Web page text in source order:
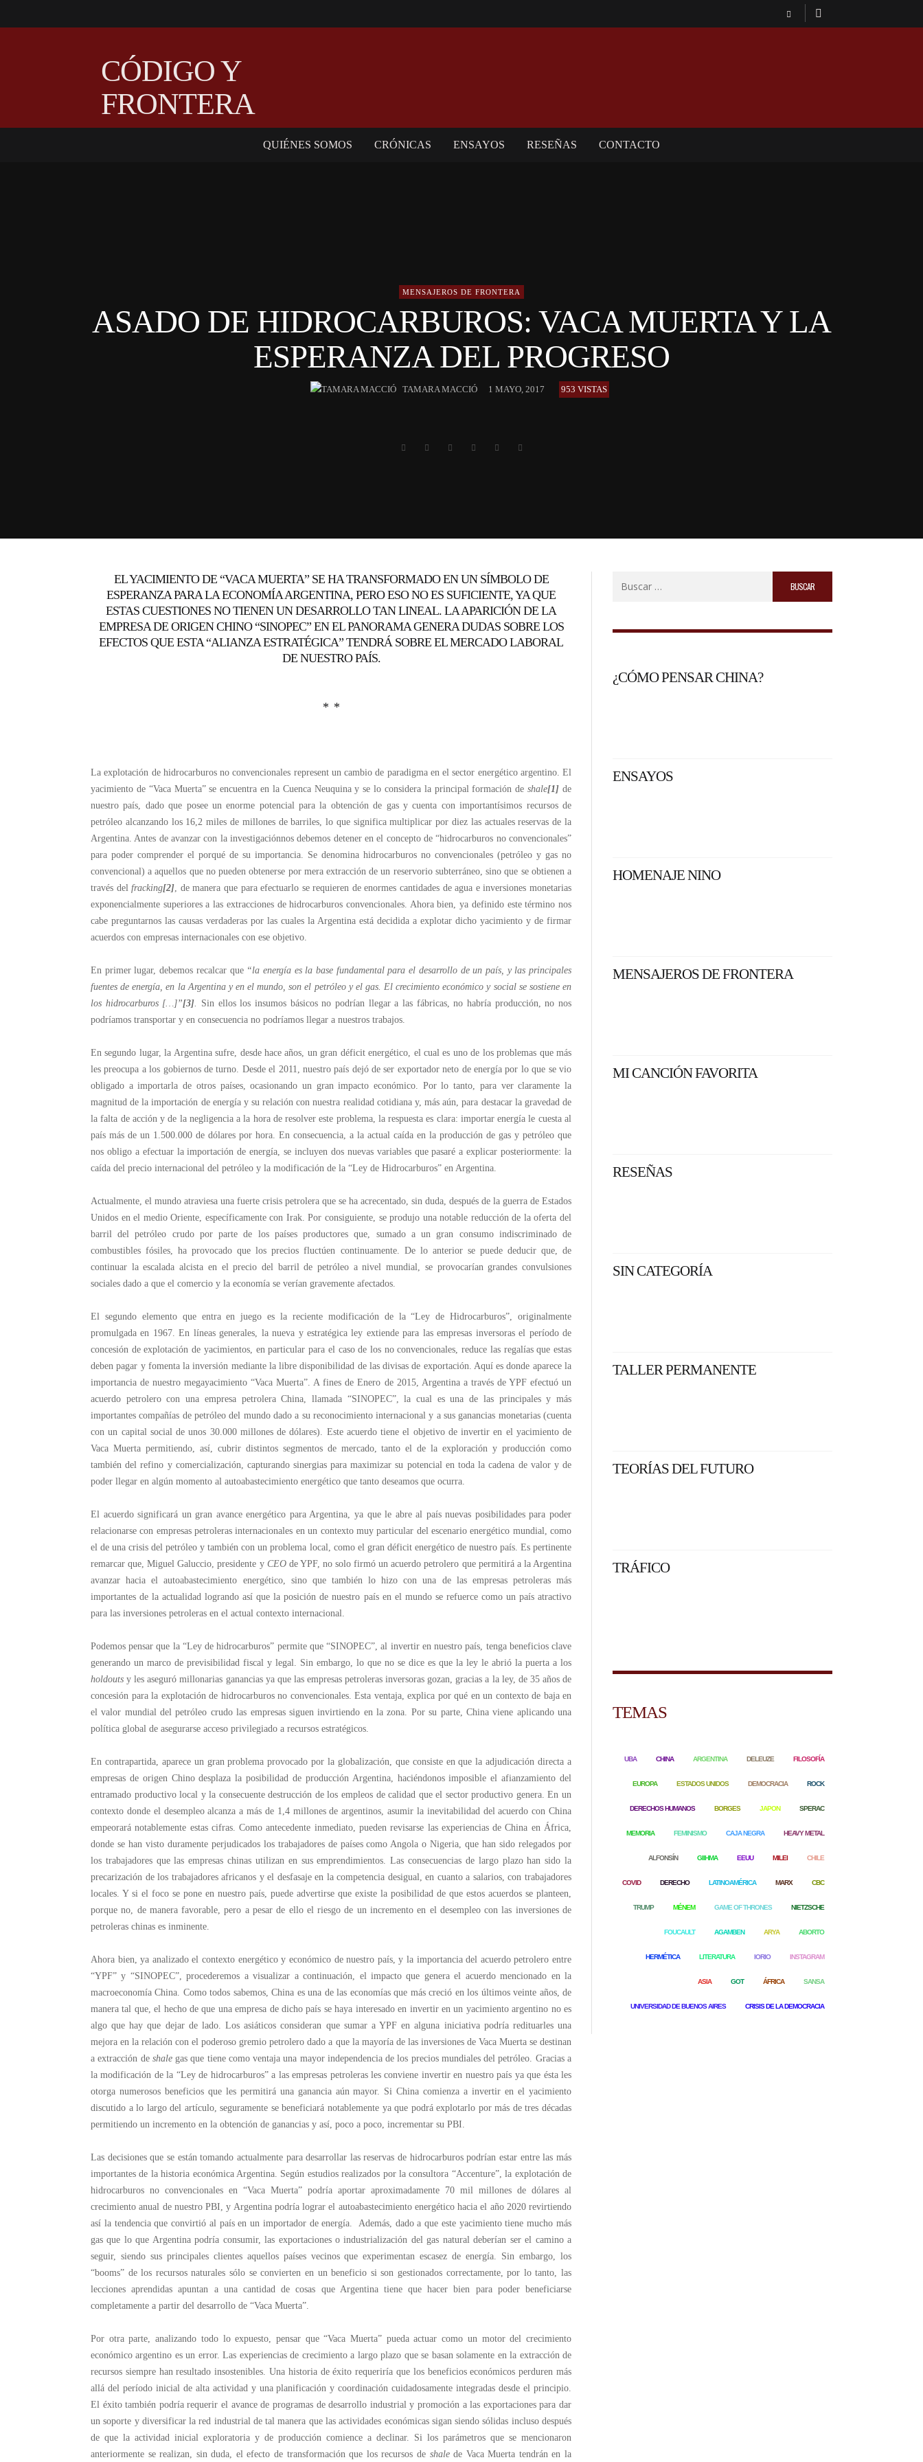
CÓDIGO Y
FRONTERA
QUIÉNES SOMOS CRÓNICAS ENSAYOS RESEÑAS CONTACTO
MENSAJEROS DE FRONTERA
ASADO DE HIDROCARBUROS: VACA MUERTA Y LA
ESPERANZA DEL PROGRESO
TAMARA MACCIÓ 1 MAYO, 2017 953 VISTAS
EL YACIMIENTO DE “VACA MUERTA” SE HA TRANSFORMADO EN UN SÍMBOLO DE
ESPERANZA PARA LA ECONOMÍA ARGENTINA, PERO ESO NO ES SUFICIENTE, YA QUE
ESTAS CUESTIONES NO TIENEN UN DESARROLLO TAN LINEAL. LA APARICIÓN DE LA
EMPRESA DE ORIGEN CHINO “SINOPEC” EN EL PANORAMA GENERA DUDAS SOBRE LOS
EFECTOS QUE ESTA “ALIANZA ESTRATÉGICA” TENDRÁ SOBRE EL MERCADO LABORAL
DE NUESTRO PAÍS.
* *
La explotación de hidrocarburos no convencionales represent un cambio de paradigma en el sector energético argentino. El
yacimiento de “Vaca Muerta” se encuentra en la Cuenca Neuquina y se lo considera la principal formación deshale[1] de
nuestro país, dado que posee un enorme potencial para la obtención de gas y cuenta con importantísimos recursos de
petróleo alcanzando los 16,2 miles de millones de barriles, lo que significa multiplicar por diez las actuales reservas de la
Argentina. Antes de avanzar con la investigaciónnos debemos detener en el concepto de “hidrocarburos no convencionales”
para poder comprender el porqué de su importancia. Se denomina hidrocarburos no convencionales (petróleo y gas no
convencional) a aquellos que no pueden obtenerse por mera extracción de un reservorio subterráneo, sino que se obtienen a
través del fracking[2] , de manera que para efectuarlo se requieren de enormes cantidades de agua e inversiones monetarias
exponencialmente superiores a las extracciones de hidrocarburos convencionales. Ahora bien, ya definido este término nos
cabe preguntarnos las causas verdaderas por las cuales la Argentina está decidida a explotar dicho yacimiento y de firmar
acuerdos con empresas internacionales con ese objetivo.
En primer lugar, debemos recalcar que “la energía es la base fundamental para el desarrollo de un país, y las principales
fuentes de energía, en la Argentina y en el mundo, son el petróleo y el gas. El crecimiento económico y social se sostiene en
los hidrocarburos […]”[3]
Sin ellos los insumos básicos no podrían llegar a las fábricas, no habría producción, no nos
podríamos transportar y en consecuencia no podríamos llegar a nuestros trabajos.
En segundo lugar, la Argentina sufre, desde hace años, un gran déficit energético, el cual es uno de los problemas que más
les preocupa a los gobiernos de turno. Desde el 2011, nuestro país dejó de ser exportador neto de energía por lo que se vio
obligado a importarla de otros países, ocasionando un gran impacto económico. Por lo tanto, para ver claramente la
magnitud de la importación de energía y su relación con nuestra realidad cotidiana y, más aún, para destacar la gravedad de
la falta de acción y de la negligencia a la hora de resolver este problema, la respuesta es clara: importar energía le cuesta al
país más de un 1.500.000 de dólares por hora. En consecuencia, a la actual caída en la producción de gas y petróleo que
nos obligo a efectuar la importación de energía, se incluyen dos nuevas variables que pasaré a explicar posteriormente: la
caída del precio internacional del petróleo y la modificación de la “Ley de Hidrocarburos” en Argentina.
Actualmente, el mundo atraviesa una fuerte crisis petrolera que se ha acrecentado, sin duda, después de la guerra de Estados
Unidos en el medio Oriente, específicamente con Irak. Por consiguiente, se produjo una notable reducción de la oferta del
barril del petróleo crudo por parte de los países productores que, sumado a un gran consumo indiscriminado de
combustibles fósiles, ha provocado que los precios fluctúen continuamente. De lo anterior se puede deducir que, de
continuar la escalada alcista en el precio del barril de petróleo a nivel mundial, se provocarían grandes convulsiones
sociales dado a que el comercio y la economía se verían gravemente afectados.
El segundo elemento que entra en juego es la reciente modificación de la “Ley de Hidrocarburos”, originalmente
promulgada en 1967. En líneas generales, la nueva y estratégica ley extiende para las empresas inversoras el período de
concesión de explotación de yacimientos, en particular para el caso de los no convencionales, reduce las regalías que estas
deben pagar y fomenta la inversión mediante la libre disponibilidad de las divisas de exportación. Aquí es donde aparece la
importancia de nuestro megayacimiento “Vaca Muerta”. A fines de Enero de 2015, Argentina a través de YPF efectuó un
acuerdo petrolero con una empresa petrolera China, llamada “SINOPEC”, la cual es una de las principales y más
importantes compañías de petróleo del mundo dado a su reconocimiento internacional y a sus ganancias monetarias (cuenta
con un capital social de unos 30.000 millones de dólares). Este acuerdo tiene el objetivo de invertir en el yacimiento de
Vaca Muerta permitiendo, así, cubrir distintos segmentos de mercado, tanto el de la exploración y producción como
también del refino y comercialización, capturando sinergias para maximizar su potencial en toda la cadena de valor y de
poder llegar en algún momento al autoabastecimiento energético que tanto deseamos que ocurra.
El acuerdo significará un gran avance energético para Argentina, ya que le abre al país nuevas posibilidades para poder
relacionarse con empresas petroleras internacionales en un contexto muy particular del escenario energético mundial, como
el de una crisis del petróleo y también con un problema local, como el gran déficit energético de nuestro país. Es pertinente
remarcar que, Miguel Galuccio, presidente y CEOde YPF, no solo firmó un acuerdo petrolero que permitirá a la Argentina
avanzar hacia el autoabastecimiento energético, sino que también lo hizo con una de las empresas petroleras más
importantes de la actualidad logrando así que la posición de nuestro país en el mundo se refuerce como un país atractivo
para las inversiones petroleras en el actual contexto internacional.
Podemos pensar que la “Ley de hidrocarburos” permite que “SINOPEC”, al invertir en nuestro país, tenga beneficios clave
generando un marco de previsibilidad fiscal y legal. Sin embargo, lo que no se dice es que la ley le abrió la puerta a los
holdouts y les aseguró millonarias ganancias ya que las empresas petroleras inversoras gozan, gracias a la ley, de 35 años de
concesión para la explotación de hidrocarburos no convencionales. Esta ventaja, explica por qué en un contexto de baja en
el valor mundial del petróleo crudo las empresas siguen invirtiendo en la zona. Por su parte, China viene aplicando una
política global de asegurarse acceso privilegiado a recursos estratégicos.
En contrapartida, aparece un gran problema provocado por la globalización, que consiste en que la adjudicación directa a
empresas de origen Chino desplaza la posibilidad de producción Argentina, haciéndonos imposible el afianzamiento del
entramado productivo local y la consecuente destrucción de los empleos de calidad que el sector productivo genera. En un
contexto donde el desempleo alcanza a más de 1,4 millones de argentinos, asumir la inevitabilidad del acuerdo con China
empeorará notablemente estas cifras. Como antecedente inmediato, pueden revisarse las experiencias de China en África,
donde se han visto duramente perjudicados los trabajadores de países como Angola o Nigeria, que han sido relegados por
los trabajadores que las empresas chinas utilizan en sus emprendimientos. Las consecuencias de largo plazo han sido la
precarización de los trabajadores africanos y el desfasaje en la competencia desigual, en cuanto a salarios, con trabajadores
locales. Y si el foco se pone en nuestro país, puede advertirse que existe la posibilidad de que estos acuerdos se planteen,
porque no, de manera favorable, pero a pesar de ello el riesgo de un incremento en el desempleo con las inversiones de
petroleras chinas es inminente.
Ahora bien, ya analizado el contexto energético y económico de nuestro país, y la importancia del acuerdo petrolero entre
“YPF” y “SINOPEC”, procederemos a visualizar a continuación, el impacto que genera el acuerdo mencionado en la
macroeconomía China. Como todos sabemos, China es una de las economías que más creció en los últimos veinte años, de
manera tal que, el hecho de que una empresa de dicho país se haya interesado en invertir en un yacimiento argentino no es
algo que hay que dejar de lado. Los asiáticos consideran que sumar a YPF en alguna iniciativa podría redituarles una
mejora en la relación con el poderoso gremio petrolero dado a que la mayoría de las inversiones de Vaca Muerta se destinan
a extracción de shalegas que tiene como ventaja una mayor independencia de los precios mundiales del petróleo. Gracias a
la modificación de la “Ley de hidrocarburos” a las empresas petroleras les conviene invertir en nuestro país ya que ésta les
otorga numerosos beneficios que les permitirá una ganancia aún mayor. Si China comienza a invertir en el yacimiento
discutido a lo largo del artículo, seguramente se beneficiará notablemente ya que podrá explotarlo por más de tres décadas
permitiendo un incremento en la obtención de ganancias y así, poco a poco, incrementar su PBI.
Las decisiones que se están tomando actualmente para desarrollar las reservas de hidrocarburos podrían estar entre las más
importantes de la historia económica Argentina. Según estudios realizados por la consultora “Accenture”, la explotación de
hidrocarburos no convencionales en “Vaca Muerta” podría aportar aproximadamente 70 mil millones de dólares al
crecimiento anual de nuestro PBI, y Argentina podría lograr el autoabastecimiento energético hacia el año 2020 revirtiendo
así la tendencia que convirtió al país en un importador de energía. Además, dado a que este yacimiento tiene mucho más
gas que lo que Argentina podría consumir, las exportaciones o industrialización del gas natural deberían ser el camino a
seguir, siendo sus principales clientes aquellos países vecinos que experimentan escasez de energía. Sin embargo, los
“booms” de los recursos naturales sólo se convierten en un beneficio si son gestionados correctamente, por lo tanto, las
lecciones aprendidas apuntan a una cantidad de cosas que Argentina tiene que hacer bien para poder beneficiarse
completamente a partir del desarrollo de “Vaca Muerta”.
Por otra parte, analizando todo lo expuesto, pensar que “Vaca Muerta” pueda actuar como un motor del crecimiento
económico argentino es un error. Las experiencias de crecimiento a largo plazo que se basan solamente en la extracción de
recursos siempre han resultado insostenibles. Una historia de éxito requeriría que los beneficios económicos perduren más
allá del período inicial de alta actividad y una planificación y coordinación cuidadosamente integradas desde el principio.
El éxito también podría requerir el avance de programas de desarrollo industrial y promoción a las exportaciones para dar
un soporte y diversificar la red industrial de tal manera que las actividades económicas sigan siendo sólidas incluso después
de que la actividad inicial exploratoria y de producción comience a declinar. Si los parámetros que se mencionaron
anteriormente se realizan, sin duda, el efecto de transformación que los recursos de shalede Vaca Muerta tendrán en la
¿CÓMO PENSAR CHINA?
ENSAYOS
HOMENAJE NINO
MENSAJEROS DE FRONTERA
MI CANCIÓN FAVORITA
RESEÑAS
SIN CATEGORÍA
TALLER PERMANENTE
TEORÍAS DEL FUTURO
TRÁFICO
TEMAS
UBA CHINA ARGENTINA DELEUZE FILOSOFÍA
EUROPA ESTADOS UNIDOS DEMOCRACIA ROCK
DERECHOS HUMANOS BORGES JAPON SPERAC
MEMORIA FEMINISMO CAJA NEGRA HEAVY METAL
ALFONSÍN GIIHMA EEUU MILEI CHILE
COVID DERECHO LATINOAMÉRICA MARX CBC
TRUMP MÉNEM GAME OF THRONES NIETZSCHE
FOUCAULT AGAMBEN ARYA ABORTO
HERMÉTICA LITERATURA IORIO INSTAGRAM
ASIA GOT ÁFRICA SANSA
UNIVERSIDAD DE BUENOS AIRES CRISIS DE LA DEMOCRACIA